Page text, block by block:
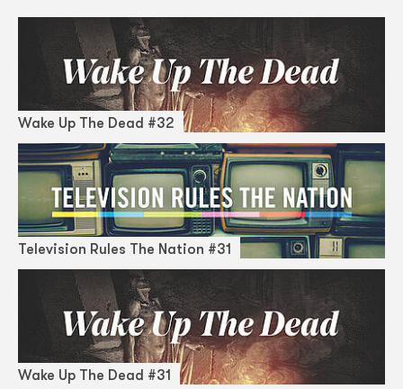
Wake Up The Dead #32
Television Rules The Nation #31
Wake Up The Dead #31